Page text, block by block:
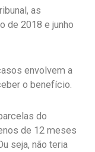
as
de 2018 e junho
envolvem a
o benefício.
do
de 12 meses
seja, não teria